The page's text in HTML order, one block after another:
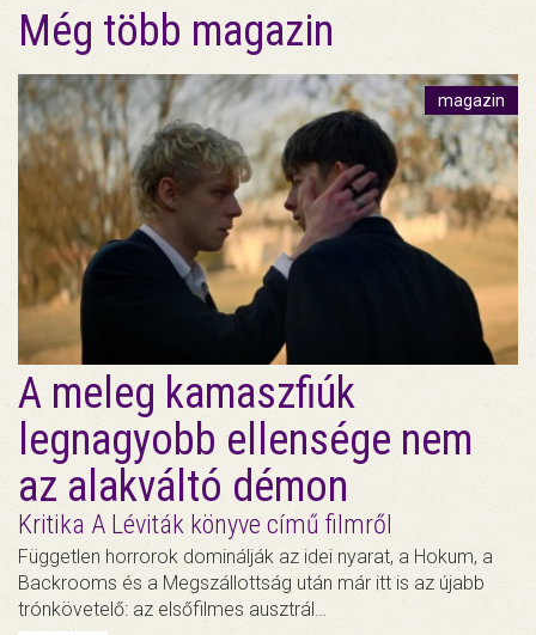
Még több magazin
magazin
A meleg kamaszfiúk
legnagyobb ellensége nem
az alakváltó démon
Kritika A Léviták könyve című filmről
Független horrorok dominálják az idei nyarat, a Hokum, a
Backrooms és a Megszállottság után már itt is az újabb
trónkövetelő: az elsőfilmes ausztrál…